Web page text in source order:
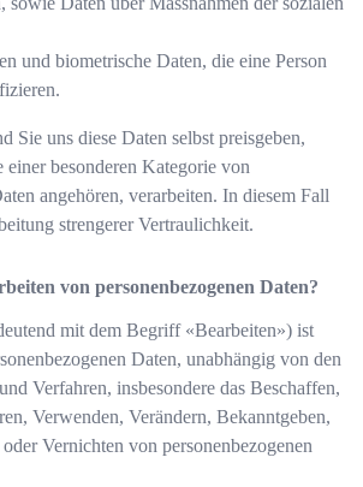
und biometrische Daten, die eine Person
Sie uns diese Daten selbst preisgeben,
besonderen Kategorie von
angehören, verarbeiten. In diesem Fall
strengerer Vertraulichkeit.
von personenbezogenen Daten?
mit dem Begriff «Bearbeiten») ist
Daten, unabhängig von den
Verfahren, insbesondere das Beschaffen,
Verwenden, Verändern, Bekanntgeben,
Vernichten von personenbezogenen